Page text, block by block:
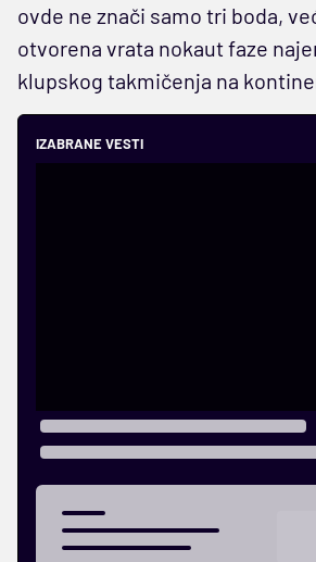
ovde ne znači samo tri boda,
otvorena vrata nokaut faze
klupskog takmičenja na
IZABRANE VESTI